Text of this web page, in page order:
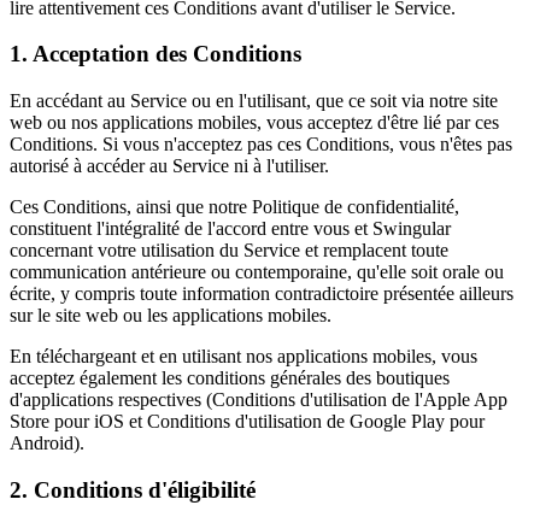
lire attentivement ces Conditions avant d'utiliser le Service.
1. Acceptation des Conditions
En accédant au Service ou en l'utilisant, que ce soit via notre site
web ou nos applications mobiles, vous acceptez d'être lié par ces
Conditions. Si vous n'acceptez pas ces Conditions, vous n'êtes pas
autorisé à accéder au Service ni à l'utiliser.
Ces Conditions, ainsi que notre Politique de confidentialité,
constituent l'intégralité de l'accord entre vous et Swingular
concernant votre utilisation du Service et remplacent toute
communication antérieure ou contemporaine, qu'elle soit orale ou
écrite, y compris toute information contradictoire présentée ailleurs
sur le site web ou les applications mobiles.
En téléchargeant et en utilisant nos applications mobiles, vous
acceptez également les conditions générales des boutiques
d'applications respectives (Conditions d'utilisation de l'Apple App
Store pour iOS et Conditions d'utilisation de Google Play pour
Android).
2. Conditions d'éligibilité